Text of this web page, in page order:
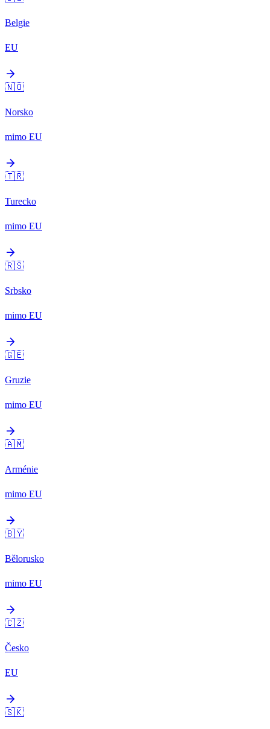
Belgie
EU
arrow_forward
🇳🇴
Norsko
mimo EU
arrow_forward
🇹🇷
Turecko
mimo EU
arrow_forward
🇷🇸
Srbsko
mimo EU
arrow_forward
🇬🇪
Gruzie
mimo EU
arrow_forward
🇦🇲
Arménie
mimo EU
arrow_forward
🇧🇾
Bělorusko
mimo EU
arrow_forward
🇨🇿
Česko
EU
arrow_forward
🇸🇰